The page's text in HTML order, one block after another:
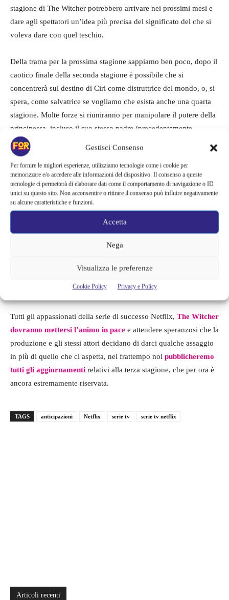
Gestisci Consenso
Per fornire le migliori esperienze, utilizziamo tecnologie come i cookie per
memorizzare e/o accedere alle informazioni del dispositivo. Il consenso a queste
tecnologie ci permetterà di elaborare dati come il comportamento di navigazione o ID
unici su questo sito. Non acconsentire o ritirare il consenso può influire negativamente
su alcune caratteristiche e funzioni.
Accetta
Nega
Visualizza le preferenze
Cookie Policy Privacy e Policy
stagione di The Witcher potrebbero arrivare nei prossimi mesi e
dare agli spettatori un’idea più precisa del significato del che si
voleva dare con quel teschio.
Della trama per la prossima stagione sappiamo ben poco, dopo il
caotico finale della seconda stagione è possibile che si
concentrerà sul destino di Ciri come distruttrice del mondo, o, si
spera, come salvatrice se vogliamo che esista anche una quarta
stagione. Molte forze si riuniranno per manipolare il potere della
principessa, incluso il suo stesso padre (precedentemente
defunto), la nota positiva è che adesso Ciri ha Geralt e Yennefer
al suo fianco.
Tutti gli appassionati della serie di successo Netflix, The Witcher
dovranno mettersi l’animo in pace e attendere speranzosi che la
produzione e gli stessi attori decidano di darci qualche assaggio
in più di quello che ci aspetta, nel frattempo noi pubblicheremo
tutti gli aggiornamenti relativi alla terza stagione, che per ora è
ancora estremamente riservata.
TAGS anticipazioni Netflix serie tv serie tv netflix
Articoli recenti